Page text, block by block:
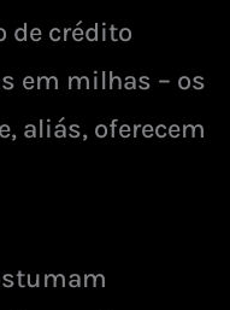
de crédito
em milhas – os
aliás, oferecem